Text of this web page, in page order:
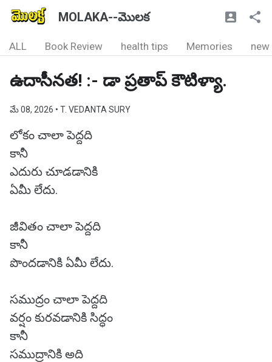
MOLAKA--మొలక
ALL Book Review health tips Memories new
ఉదాసీనత! :- డా ప్రతాప్ కౌటిళ్యా.
మే 08, 2026 • T. VEDANTA SURY
లోకం చాలా పెద్దది
కానీ
ఎదురు చూడడానికి
ఏమీ లేదు.
జీవితం చాలా పెద్దది
కానీ
పొందడానికి ఏమీ లేదు.
సముద్రం చాలా పెద్దది
వర్షం కురవడానికి సిద్ధం
కానీ
సముద్రానికి అది